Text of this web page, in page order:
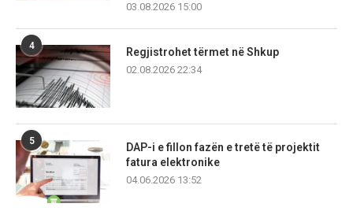
03.08.2026 15:00
4
Regjistrohet tërmet në Shkup
02.08.2026 22:34
5
DAP-i e fillon fazën e tretë të projektit
fatura elektronike
04.06.2026 13:52